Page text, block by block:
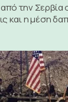
την Σερβία
και η μέση